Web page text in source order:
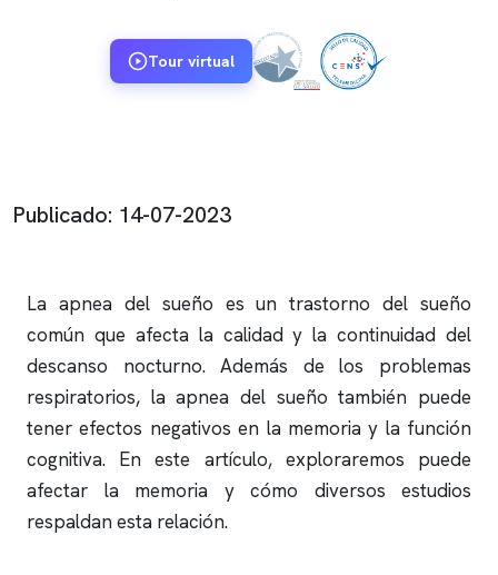
Tour virtual
Publicado: 14-07-2023
La apnea del sueño es un trastorno del sueño
común que afecta la calidad y la continuidad del
descanso nocturno. Además de los problemas
respiratorios, laapnea del sueño también puede
tener efectos negativos en la memoria y la función
cognitiva. En este artículo, exploraremos puede
afectar la memoria y cómo diversos estudios
respaldan esta relación.